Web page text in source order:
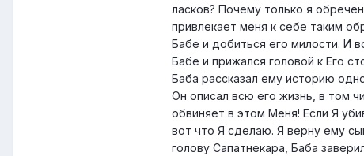
ласков? Почему только я
привлекает меня к себе таким
Бабе и добиться его милости. И
Бабе и прижался головой к Его
Баба рассказал ему историю
Он описал всю его жизнь, в том
обвиняет в этом Меня! Если Я
вот что Я сделаю. Я верну ему
голову Сапатнекара, Баба